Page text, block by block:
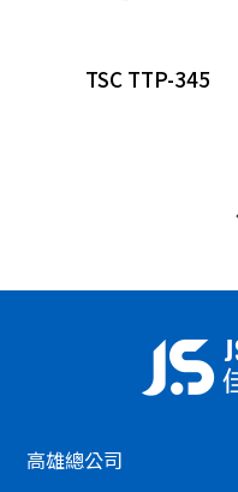
刷卡槽/可程式鍵盤
TSC TTP-345
高雄總公司